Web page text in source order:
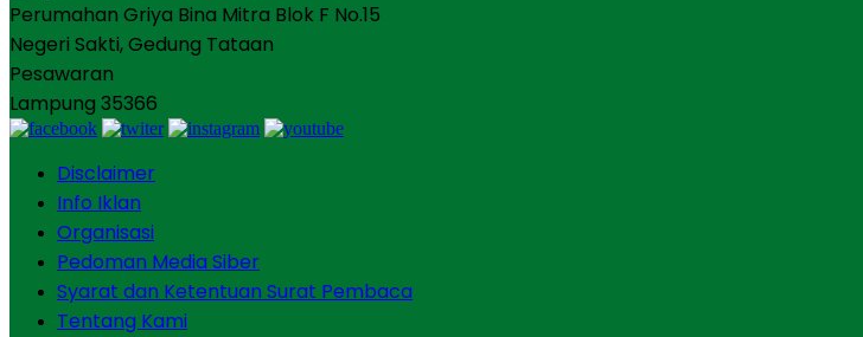
Perumahan Griya Bina Mitra Blok F No.15
Negeri Sakti, Gedung Tataan
Pesawaran
Lampung 35366
Disclaimer
Info Iklan
Organisasi
Pedoman Media Siber
Syarat dan Ketentuan Surat Pembaca
Tentang Kami